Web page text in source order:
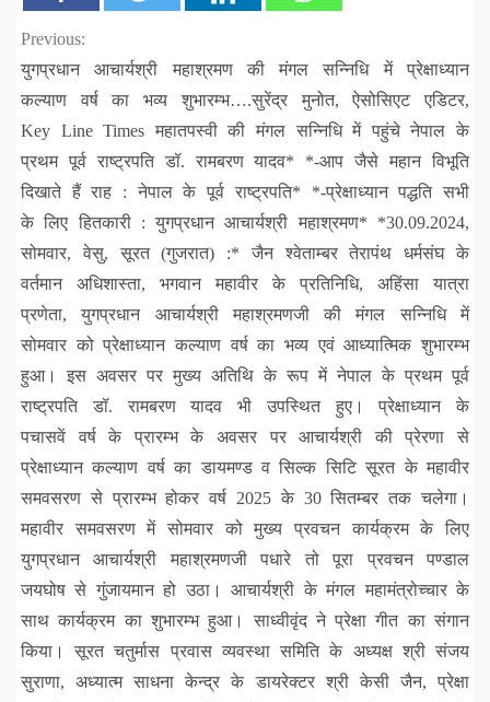
Continue
Reading
Previous:
युगप्रधान आचार्यश्री महाश्रमण की मंगल सन्निधि में प्रेक्षाध्यान
कल्याण वर्ष का भव्य शुभारम्भ….सुरेंद्र मुनोत, ऐसोसिएट एडिटर,
Key Line Times महातपस्वी की मंगल सन्निधि में पहुंचे नेपाल के
प्रथम पूर्व राष्ट्रपति डॉ. रामबरण यादव* *-आप जैसे महान विभूति
दिखाते हैं राह : नेपाल के पूर्व राष्ट्रपति* *-प्रेक्षाध्यान पद्धति सभी
के लिए हितकारी : युगप्रधान आचार्यश्री महाश्रमण* *30.09.2024,
सोमवार, वेसु, सूरत (गुजरात) :* जैन श्वेताम्बर तेरापंथ धर्मसंघ के
वर्तमान अधिशास्ता, भगवान महावीर के प्रतिनिधि, अहिंसा यात्रा
प्रणेता, युगप्रधान आचार्यश्री महाश्रमणजी की मंगल सन्निधि में
सोमवार को प्रेक्षाध्यान कल्याण वर्ष का भव्य एवं आध्यात्मिक शुभारम्भ
हुआ। इस अवसर पर मुख्य अतिथि के रूप में नेपाल के प्रथम पूर्व
राष्ट्रपति डॉ. रामबरण यादव भी उपस्थित हुए। प्रेक्षाध्यान के
पचासवें वर्ष के प्रारम्भ के अवसर पर आचार्यश्री की प्रेरणा से
प्रेक्षाध्यान कल्याण वर्ष का डायमण्ड व सिल्क सिटि सूरत के महावीर
समवसरण से प्रारम्भ होकर वर्ष 2025 के 30 सितम्बर तक चलेगा।
महावीर समवसरण में सोमवार को मुख्य प्रवचन कार्यक्रम के लिए
युगप्रधान आचार्यश्री महाश्रमणजी पधारे तो पूरा प्रवचन पण्डाल
जयघोष से गुंजायमान हो उठा। आचार्यश्री के मंगल महामंत्रोच्चार के
साथ कार्यक्रम का शुभारम्भ हुआ। साध्वीवृंद ने प्रेक्षा गीत का संगान
किया। सूरत चतुर्मास प्रवास व्यवस्था समिति के अध्यक्ष श्री संजय
सुराणा, अध्यात्म साधना केन्द्र के डायरेक्टर श्री केसी जैन, प्रेक्षा